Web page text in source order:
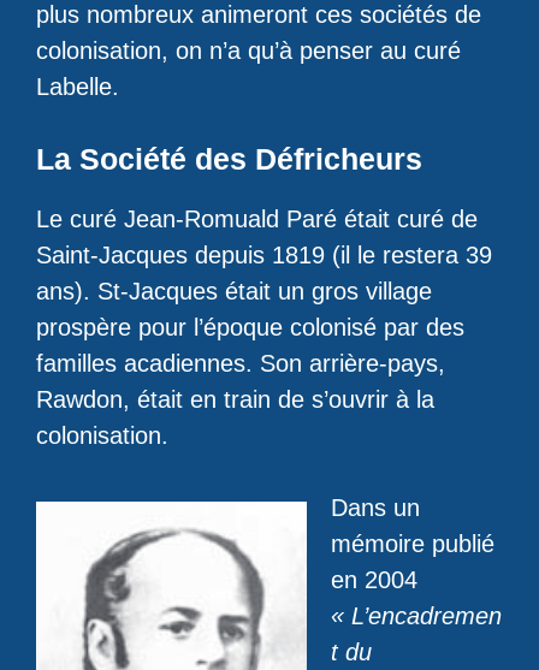
plus nombreux animeront ces sociétés de
colonisation, on n’a qu’à penser au curé
Labelle.
La Société des Défricheurs
Le curé Jean-Romuald Paré était curé de
Saint-Jacques depuis 1819 (il le restera 39
ans). St-Jacques était un gros village
prospère pour l’époque colonisé par des
familles acadiennes. Son arrière-pays,
Rawdon, était en train de s’ouvrir à la
colonisation.
Dans un
mémoire publié
en 2004
« L’encadremen
t du